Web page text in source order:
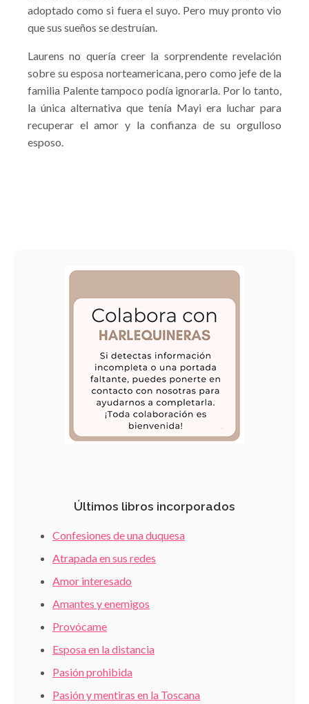
adoptado como si fuera el suyo. Pero muy pronto vio
que sus sueños se destruían.
Laurens no quería creer la sorprendente revelación
sobre su esposa norteamericana, pero como jefe de la
familia Palente tampoco podía ignorarla. Por lo tanto,
la única alternativa que tenía Mayi era luchar para
recuperar el amor y la confianza de su orgulloso
esposo.
Últimos libros incorporados
Confesiones de una duquesa
Atrapada en sus redes
Amor interesado
Amantes y enemigos
Provócame
Esposa en la distancia
Pasión prohibida
Pasión y mentiras en la Toscana